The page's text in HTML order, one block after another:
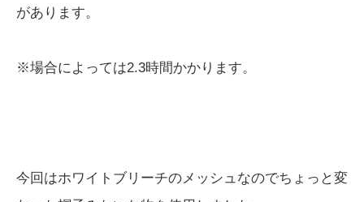
があります。
※場合によっては2.3時間かかります。
今回はホワイトブリーチのメッシュなのでちょっと変